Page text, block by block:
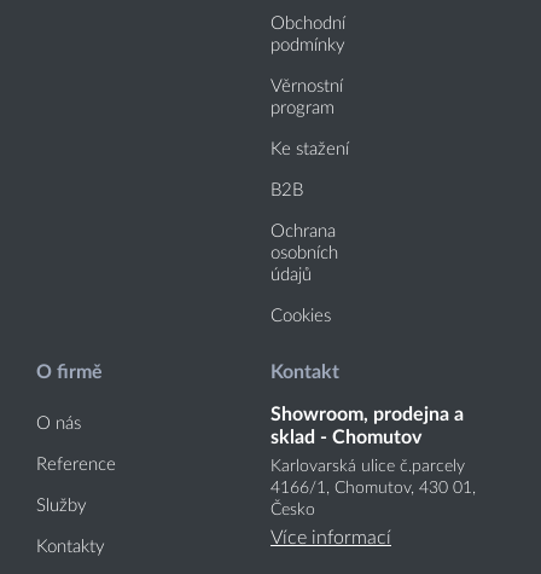
Obchodní
podmínky
Věrnostní
program
Ke stažení
B2B
Ochrana
osobních
údajů
Cookies
O firmě
O nás
Reference
Služby
Kontakty
Kontakt
Showroom, prodejna a
sklad - Chomutov
Karlovarská ulice č.parcely
4166/1, Chomutov, 430 01,
Česko
Více informací